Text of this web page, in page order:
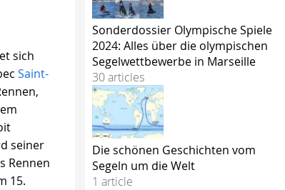
sich
Saint-
seiner
Rennen
15.
Sonderdossier Olympische Spiele
2024: Alles über die olympischen
Segelwettbewerbe in Marseille
30 articles
Die schönen Geschichten vom
Segeln um die Welt
1 article